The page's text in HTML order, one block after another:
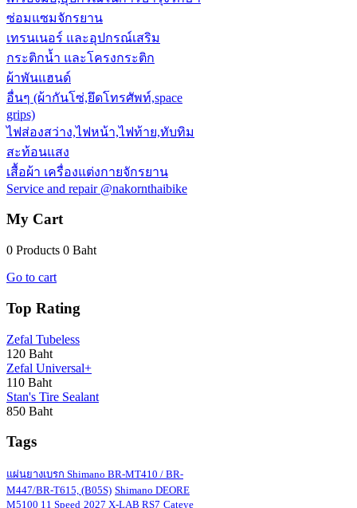
ซ่อมแซมจักรยาน
เทรนเนอร์ และอุปกรณ์เสริม
กระติกน้ำ และโครงกระติก
ผ้าพันแฮนด์
อื่นๆ (ผ้ากันโซ่,ยึดโทรศัพท์,space
grips)
ไฟส่องสว่าง,ไฟหน้า,ไฟท้าย,ทับทิม
สะท้อนแสง
เสื้อผ้า เครื่องแต่งกายจักรยาน
Service and repair @nakornthaibike
My Cart
0 Products 0 Baht
Go to cart
Top Rating
Zefal Tubeless
120 Baht
Zefal Universal+
110 Baht
Stan's Tire Sealant
850 Baht
Tags
แผ่นยางเบรก Shimano BR-MT410 / BR-
M447/BR-T615, (B05S) Shimano DEORE
M5100 11 Speed 2027 X-LAB RS7 Cateye